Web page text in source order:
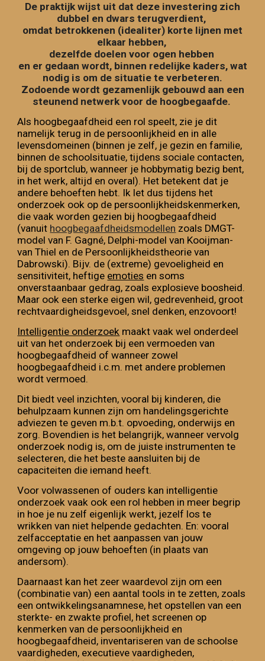
De praktijk wijst uit dat deze investering zich
dubbel en dwars terugverdient,
omdat betrokkenen (idealiter) korte lijnen met
elkaar hebben,
dezelfde doelen voor ogen hebben
en er gedaan wordt, binnen redelijke kaders, wat
nodig is om de situatie te verbeteren.
Zodoende wordt gezamenlijk gebouwd aan een
steunend netwerk voor de hoogbegaafde.
Als hoogbegaafdheid een rol speelt, zie je dit
namelijk terug in de persoonlijkheid en in alle
levensdomeinen (binnen je zelf, je gezin en familie,
binnen de schoolsituatie, tijdens sociale contacten,
bij de sportclub, wanneer je hobbymatig bezig bent,
in het werk, altijd en overal). Het betekent dat je
andere behoeften hebt. Ik let dus tijdens het
onderzoek ook op de persoonlijkheidskenmerken,
die vaak worden gezien bij hoogbegaafdheid
(vanuit hoogbegaafdheidsmodellen zoals DMGT-
model van F. Gagné, Delphi-model van Kooijman-
van Thiel en de Persoonlijkheidstheorie van
Dabrowski). Bijv. de (extreme) gevoeligheid en
sensitiviteit, heftige emoties en soms
onverstaanbaar gedrag, zoals explosieve boosheid.
Maar ook een sterke eigen wil, gedrevenheid, groot
rechtvaardigheidsgevoel, snel denken, enzovoort!
Intelligentie onderzoek maakt vaak wel onderdeel
uit van het onderzoek bij een vermoeden van
hoogbegaafdheid of wanneer zowel
hoogbegaafdheid i.c.m. met andere problemen
wordt vermoed.
Dit biedt veel inzichten,vooral bij kinderen, die
behulpzaam kunnen zijn om handelingsgerichte
adviezen te geven m.b.t. opvoeding, onderwijs en
zorg. Bovendien is het belangrijk, wanneer vervolg
onderzoek nodig is, om de juiste instrumenten te
selecteren, die het beste aansluiten bij de
capaciteiten die iemand heeft.
Voor volwassenen of ouders kan intelligentie
onderzoek vaak ook een rol hebben in meer begrip
in hoe je nu zelf eigenlijk werkt, jezelf los te
wrikken van niet helpende gedachten. En: vooral
zelfacceptatie en het aanpassen van jouw
omgeving op jouw behoeften (in plaats van
andersom).
Daarnaast kan het zeer waardevol zijn om een
(combinatie van) een aantal tools in te zetten, zoals
een ontwikkelingsanamnese, het opstellen van een
sterkte- en zwakte profiel, het screenen op
kenmerken van de persoonlijkheid en
hoogbegaafdheid, inventariseren van de schoolse
vaardigheden, executieve vaardigheden,